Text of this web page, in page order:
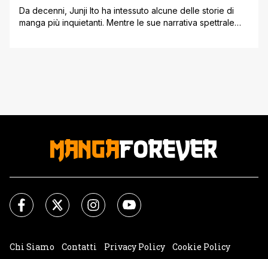
Da decenni, Junji Ito ha intessuto alcune delle storie di
manga più inquietanti. Mentre le sue narrativa spettrale
Chi Siamo Contatti Privacy Policy
Cookie Policy